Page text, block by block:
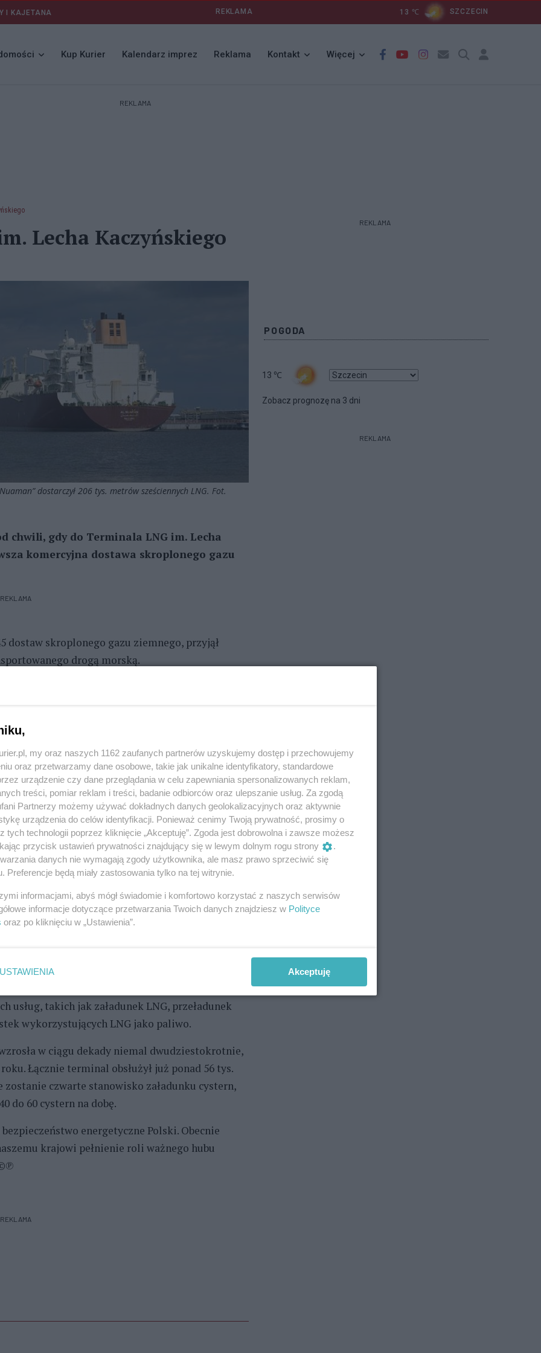
I KAJETANA REKLAMA 13 ℃ SZCZECIN
Kup Kurier Kalendarz imprez Reklama Kontakt Więcej
REKLAMA
Lecha Kaczyńskiego
dostarczył 206 tys. metrów sześciennych LNG. Fot.
chwili, gdy do Terminala LNG im. Lecha
komercyjna dostawa skroplonego gazu
REKLAMA
dostaw skroplonego gazu ziemnego, przyjął
drogą morską.
wpłynął do terminala 17 czerwca 2016 roku.
dostarczył 206 tys. metrów sześciennych LNG.
rynku LNG i zapoczątkowało proces
filarów polskiego bezpieczeństwa
o pełną dywersyfikację kierunków dostaw
przepływami surowca. To infrastruktura, która
na system aktywnie zarządzający dostawami.
decyzjami inwestycyjnymi, które
skalowanie importu LNG. W efekcie
w regionie i współtwórcy nowej architektury
Miłosz Motyka, Minister Energii.
81 dostaw LNG, a w 2026 roku zrealizowano już
znaczącą rozbudowę. Powstał trzeci zbiornik
regazyfikacyjne instalacji. Rozwój
takich jak załadunek LNG, przeładunek
wykorzystujących LNG jako paliwo.
w ciągu dekady niemal dwudziestokrotnie,
Łącznie terminal obsłużył już ponad 56 tys.
czwarte stanowisko załadunku cystern,
do 60 cystern na dobę.
energetyczne Polski. Obecnie
krajowi pełnienie roli ważnego hubu
REKLAMA
REKLAMA
POGODA
13 ℃
Zobacz prognozę na 3 dni
REKLAMA
my oraz naszych 1162 zaufanych partnerów uzyskujemy dostęp i przechowujemy
oraz przetwarzamy dane osobowe, takie jak unikalne identyfikatory, standardowe
urządzenie czy dane przeglądania w celu zapewniania spersonalizowanych reklam,
treści, pomiar reklam i treści, badanie odbiorców oraz ulepszanie usług. Za zgodą
Partnerzy możemy używać dokładnych danych geolokalizacyjnych oraz aktywnie
urządzenia do celów identyfikacji. Ponieważ cenimy Twoją prywatność, prosimy o
tych technologii poprzez kliknięcie „Akceptuję”. Zgoda jest dobrowolna i zawsze możesz
przycisk ustawień prywatności znajdujący się w lewym dolnym rogu strony
.
danych nie wymagają zgody użytkownika, ale masz prawo sprzeciwić się
Preferencje będą miały zastosowania tylko na tej witrynie.
informacjami, abyś mógł świadomie i komfortowo korzystać z naszych serwisów
informacje dotyczące przetwarzania Twoich danych znajdziesz w Polityce
oraz po kliknięciu w „Ustawienia”.
USTAWIENIA Akceptuję